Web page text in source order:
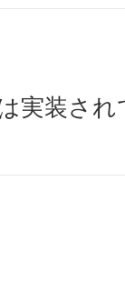
実装さ